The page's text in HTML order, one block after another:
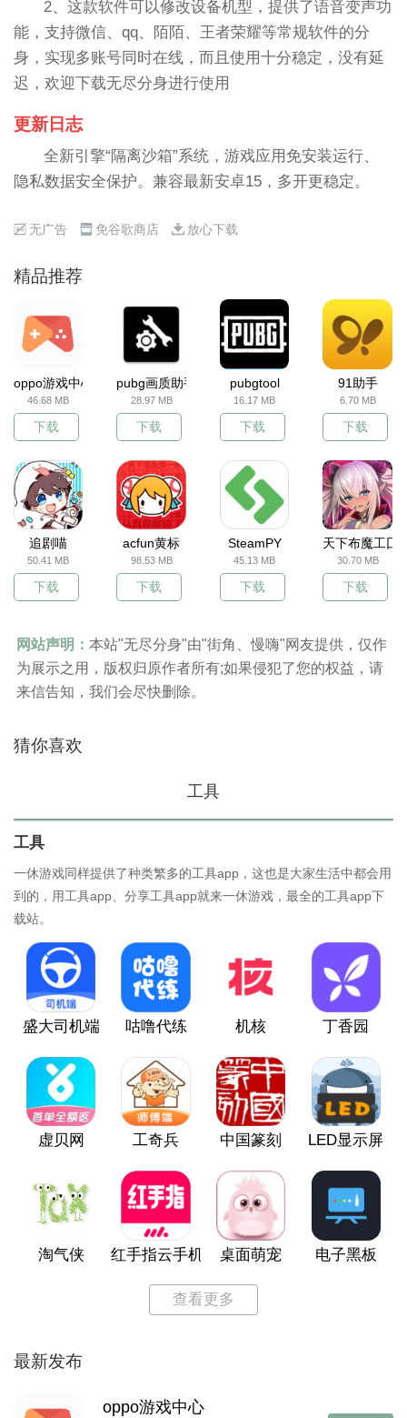
2、这款软件可以修改设备机型，提供了语音变声功
能，支持微信、qq、陌陌、王者荣耀等常规软件的分
身，实现多账号同时在线，而且使用十分稳定，没有延
迟，欢迎下载无尽分身进行使用
更新日志
全新引擎“隔离沙箱”系统，游戏应用免安装运行、
隐私数据安全保护。兼容最新安卓15，多开更稳定。
无广告 免谷歌商店 放心下载
精品推荐
oppo游戏中心
46.68 MB
下载
pubg画质助手
28.97 MB
下载
pubgtool
16.17 MB
下载
91助手
6.70 MB
下载
追剧喵
50.41 MB
下载
acfun黄标
98.53 MB
下载
SteamPY
45.13 MB
下载
天下布魔工囗
30.70 MB
下载
网站声明： 本站"无尽分身"由"街角、慢嗨"网友提供，仅作
为展示之用，版权归原作者所有;如果侵犯了您的权益，请
来信告知，我们会尽快删除。
猜你喜欢
工具
工具
一休游戏同样提供了种类繁多的工具app，这也是大家生活中都会用
到的，用工具app、分享工具app就来一休游戏，最全的工具app下
载站。
盛大司机端 咕噜代练 机核 丁香园
虚贝网 工奇兵 中国篆刻 LED显示屏
淘气侠 红手指云手机 桌面萌宠 电子黑板
查看更多
最新发布
oppo游戏中心